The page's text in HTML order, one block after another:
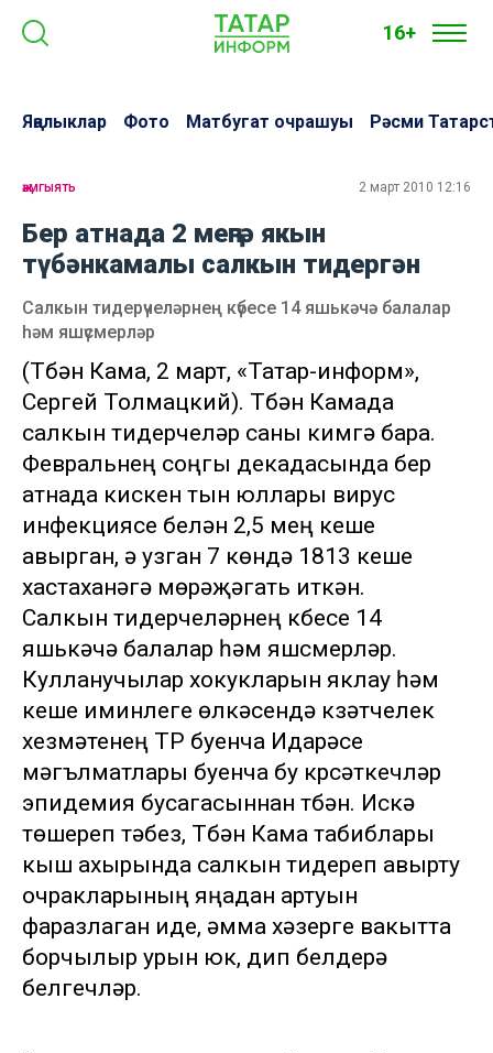
16+
Яңалыклар Фото Матбугат очрашуы Рәсми
җәмгыять 2 март 2010 12:16
Бер атнада 2 меңгә якын
түбәнкамалы салкын тидергән
Салкын тидерүчеләрнең күбесе 14 яшькәчә балалар
һәм яшүсмерләр
(Түбән Кама, 2 март, «Татар-информ»,
Сергей Толмацкий). Түбән Камада
салкын тидерүчеләр саны кимүгә бара.
Февральнең соңгы декадасында бер
атнада кискен тын юллары вирус
инфекциясе белән 2,5 мең кеше
авырган, ә узган 7 көндә 1813 кеше
хастаханәгә мөрәҗәгать иткән.
Салкын тидерүчеләрнең күбесе 14
яшькәчә балалар һәм яшүсмерләр.
Кулланучылар хокукларын яклау һәм
кеше иминлеге өлкәсендә күзәтчелек
хезмәтенең ТР буенча Идарәсе
мәгълүматлары буенча бу күрсәткечләр
эпидемия бусагасыннан түбән. Искә
төшереп үтәбез, Түбән Кама табиблары
кыш ахырында салкын тидереп авырту
очракларының яңадан артуын
фаразлаган иде, әмма хәзерге вакытта
борчылыр урын юк, дип белдерә
белгечләр.